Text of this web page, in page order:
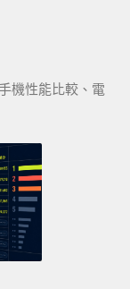
機性能比較、電